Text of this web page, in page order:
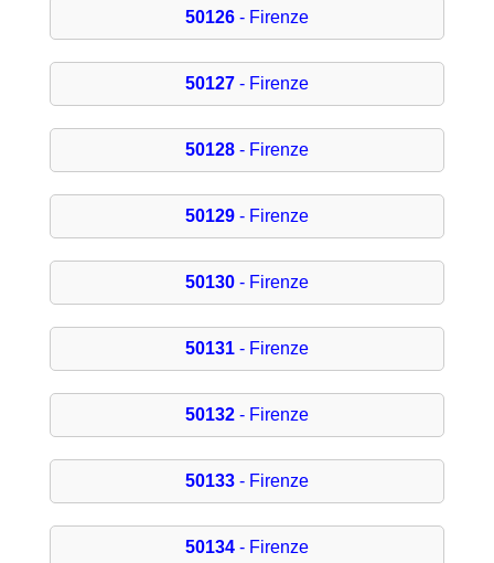
50126- Firenze
50127- Firenze
50128- Firenze
50129- Firenze
50130- Firenze
50131- Firenze
50132- Firenze
50133- Firenze
50134- Firenze